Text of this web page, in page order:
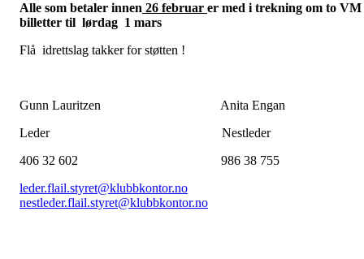
Alle som betaler innen 26 februar er med i trekning om to VM
billetter til lørdag 1 mars
Flå idrettslag takker for støtten !
Gunn Lauritzen Anita Engan
Leder Nestleder
406 32 602 986 38 755
leder.flail.styret@klubbkontor.no
nestleder.flail.styret@klubbkontor.no